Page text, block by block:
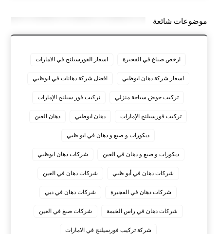
موضوعات شائعة
ارخص صباغ في الفجيرة اسعار الفورسيلنج في الامارات
اسعار شركة دهان ابوظبي افضل شركة دهانات في ابوظبي
تركيب حوض سباحة منزلي تركيب فور سيلنج الإمارات
تركيب فورسيلنج الإمارات دهان ابوظبي دهان العين
ديكورات و صبغ و دهان في ابو ظبي
ديكورات و صبغ و دهان في العين شركات دهان ابوظبي
شركات دهان في أبو ظبي شركات دهان في العين
شركات دهان في الفجيرة شركات دهان في دبي
شركات دهان في راس الخيمة شركات صبغ في العين
شركة تركيب فورسيلنج في الامارات